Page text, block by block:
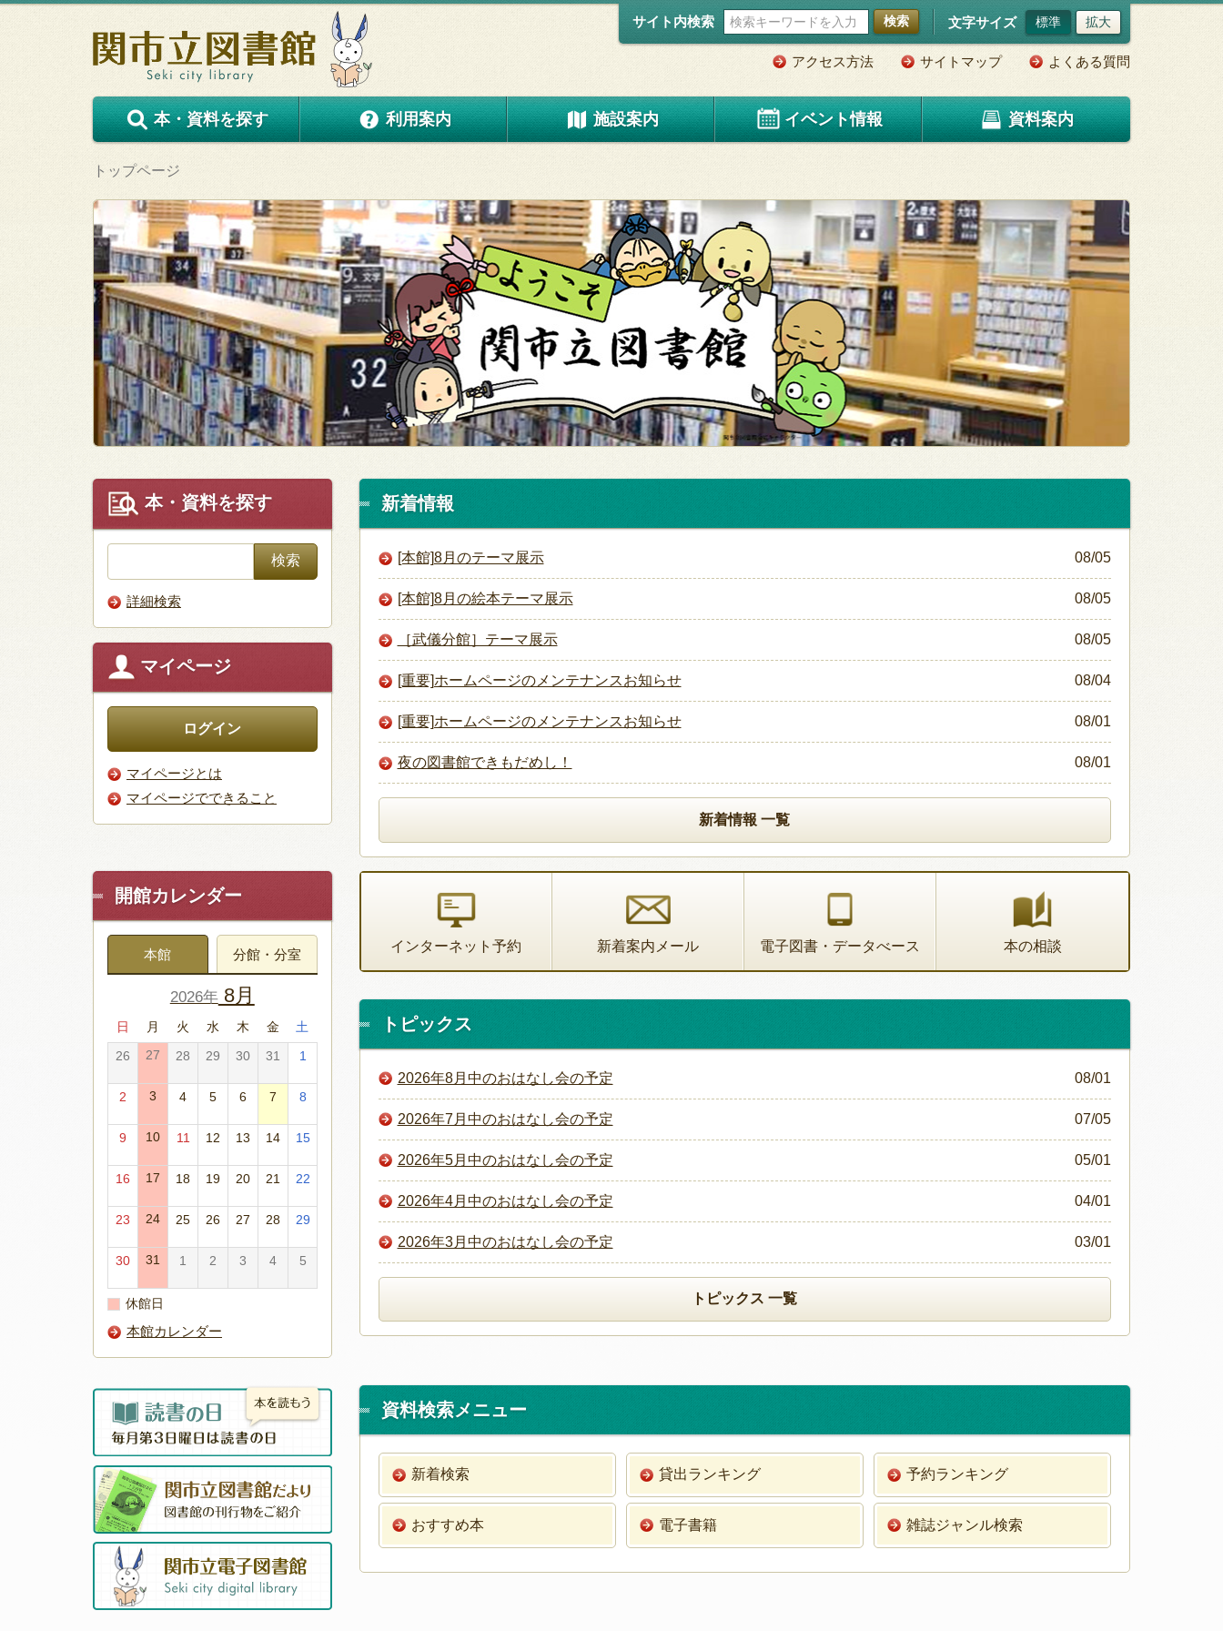
サイト内検索 検索 文字サイズ 標準 拡大
アクセス方法 サイトマップ よくある質問
本・資料を探す 利用案内 施設案内 イベント情報 資料案内
トップページ
本・資料を探す
詳細検索
マイページ
ログイン
マイページとは
マイページでできること
新着情報
[本館]8月のテーマ展示 08/05
[本館]8月の絵本テーマ展示 08/05
［武儀分館］テーマ展示 08/05
[重要]ホームページのメンテナンスお知らせ 08/04
[重要]ホームページのメンテナンスお知らせ 08/01
夜の図書館できもだめし！ 08/01
新着情報 一覧
開館カレンダー
本館 分館・分室
2026年8月
日 月 火 水 木 金 土
26 27 28 29 30 31 1
2 3 4 5 6 7 8
9 10 11 12 13 14 15
16 17 18 19 20 21 22
23 24 25 26 27 28 29
30 31 1 2 3 4 5
休館日
本館カレンダー
インターネット予約 新着案内メール 電子図書・データべース 本の相談
トピックス
2026年8月中のおはなし会の予定 08/01
2026年7月中のおはなし会の予定 07/05
2026年5月中のおはなし会の予定 05/01
2026年4月中のおはなし会の予定 04/01
2026年3月中のおはなし会の予定 03/01
トピックス 一覧
資料検索メニュー
新着検索 貸出ランキング 予約ランキング
おすすめ本 電子書籍 雑誌ジャンル検索